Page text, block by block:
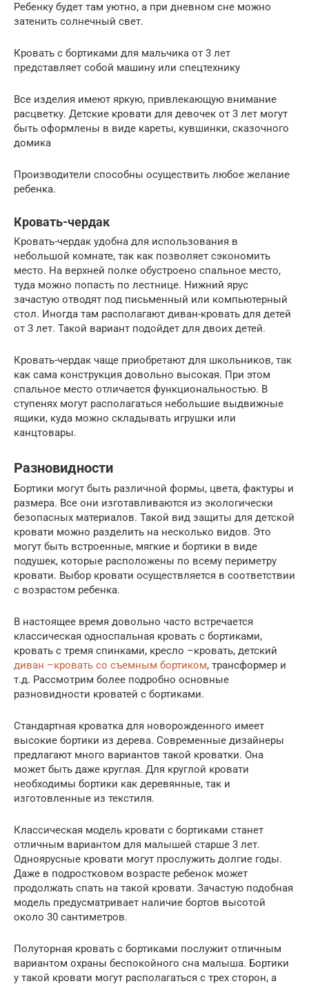
Ребенку будет там уютно, а при дневном сне можно
затенить солнечный свет.
Кровать с бортиками для мальчика от 3 лет
представляет собой машину или спецтехнику
Все изделия имеют яркую, привлекающую внимание
расцветку. Детские кровати для девочек от 3 лет могут
быть оформлены в виде кареты, кувшинки, сказочного
домика
Производители способны осуществить любое желание
ребенка.
Кровать-чердак
Кровать-чердак удобна для использования в
небольшой комнате, так как позволяет сэкономить
место. На верхней полке обустроено спальное место,
туда можно попасть по лестнице. Нижний ярус
зачастую отводят под письменный или компьютерный
стол. Иногда там располагают диван-кровать для детей
от 3 лет. Такой вариант подойдет для двоих детей.
Кровать-чердак чаще приобретают для школьников, так
как сама конструкция довольно высокая. При этом
спальное место отличается функциональностью. В
ступенях могут располагаться небольшие выдвижные
ящики, куда можно складывать игрушки или
канцтовары.
Разновидности
Бортики могут быть различной формы, цвета, фактуры и
размера. Все они изготавливаются из экологически
безопасных материалов. Такой вид защиты для детской
кровати можно разделить на несколько видов. Это
могут быть встроенные, мягкие и бортики в виде
подушек, которые расположены по всему периметру
кровати. Выбор кровати осуществляется в соответствии
с возрастом ребенка.
В настоящее время довольно часто встречается
классическая односпальная кровать с бортиками,
кровать с тремя спинками, кресло –кровать, детский
диван –кровать со съемным бортиком, трансформер и
т.д. Рассмотрим более подробно основные
разновидности кроватей с бортиками.
Стандартная кроватка для новорожденного имеет
высокие бортики из дерева. Современные дизайнеры
предлагают много вариантов такой кроватки. Она
может быть даже круглая. Для круглой кровати
необходимы бортики как деревянные, так и
изготовленные из текстиля.
Классическая модель кровати с бортиками станет
отличным вариантом для малышей старше 3 лет.
Одноярусные кровати могут прослужить долгие годы.
Даже в подростковом возрасте ребенок может
продолжать спать на такой кровати. Зачастую подобная
модель предусматривает наличие бортов высотой
около 30 сантиметров.
Полуторная кровать с бортиками послужит отличным
вариантом охраны беспокойного сна малыша. Бортики
у такой кровати могут располагаться с трех сторон, а